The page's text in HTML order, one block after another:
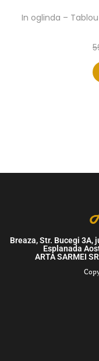
In oglinda –
Breaza, Str. Bucegi 3A,
Esplanada
ARTA SARMEI